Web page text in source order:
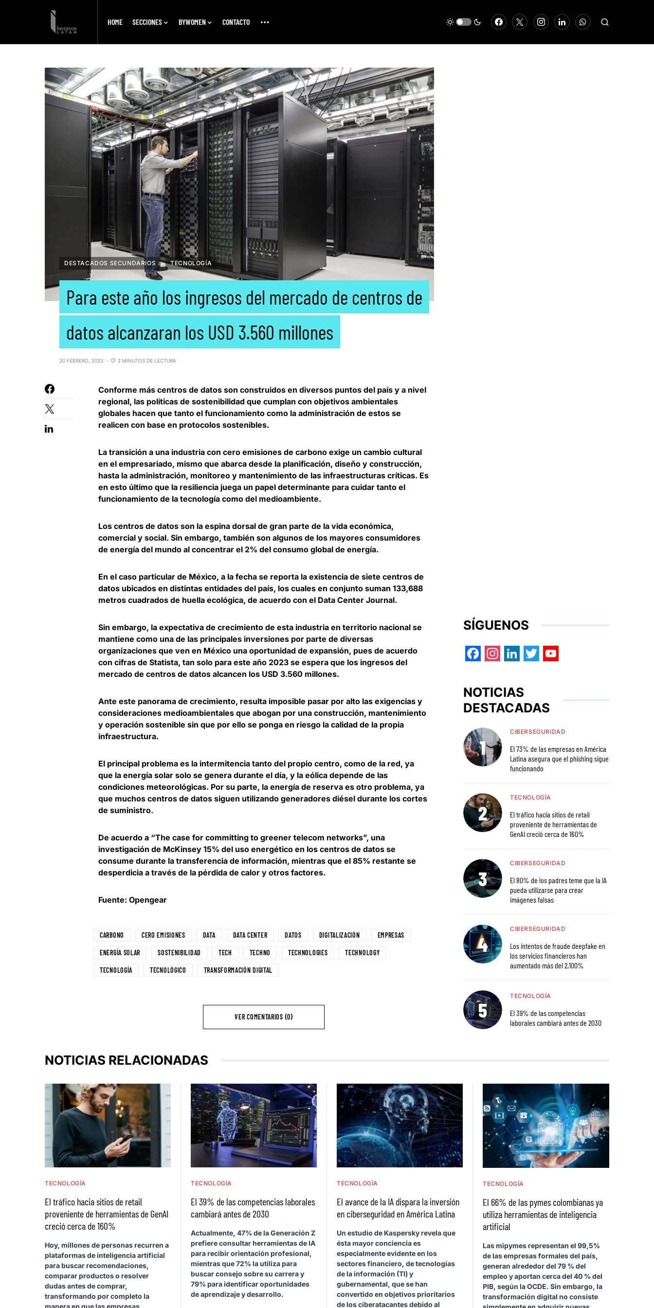
HOME SECCIONES BYWOMEN CONTACTO
DESTACADOS SECUNDARIOS TECNOLOGÍA
Para este año los ingresos del mercado de centros de
datos alcanzaran los USD 3.560 millones
20 FEBRERO, 2023 2 MINUTOS DE LECTURA
Conforme más centros de datos son construidos en diversos puntos del país y a nivel
regional, las políticas de sostenibilidad que cumplan con objetivos ambientales
globales hacen que tanto el funcionamiento como la administración de estos se
realicen con base en protocolos sostenibles.
La transición a una industria con cero emisiones de carbono exige un cambio cultural
en el empresariado, mismo que abarca desde la planificación, diseño y construcción,
hasta la administración, monitoreo y mantenimiento de las infraestructuras críticas. Es
en esto último que la resiliencia juega un papel determinante para cuidar tanto el
funcionamiento de la tecnología como del medioambiente.
Los centros de datos son la espina dorsal de gran parte de la vida económica,
comercial y social. Sin embargo, también son algunos de los mayores consumidores
de energía del mundo al concentrar el 2% del consumo global de energía.
En el caso particular de México, a la fecha se reporta la existencia de siete centros de
datos ubicados en distintas entidades del país, los cuales en conjunto suman 133,688
metros cuadrados de huella ecológica, de acuerdo con el Data Center Journal.
Sin embargo, la expectativa de crecimiento de esta industria en territorio nacional se
mantiene como una de las principales inversiones por parte de diversas
organizaciones que ven en México una oportunidad de expansión, pues de acuerdo
con cifras de Statista, tan solo para este año 2023 se espera que los ingresos del
mercado de centros de datos alcancen los USD 3.560 millones.
Ante este panorama de crecimiento, resulta imposible pasar por alto las exigencias y
consideraciones medioambientales que abogan por una construcción, mantenimiento
y operación sostenible sin que por ello se ponga en riesgo la calidad de la propia
infraestructura.
El principal problema es la intermitencia tanto del propio centro, como de la red, ya
que la energía solar solo se genera durante el día, y la eólica depende de las
condiciones meteorológicas. Por su parte, la energía de reserva es otro problema, ya
que muchos centros de datos siguen utilizando generadores diésel durante los cortes
de suministro.
De acuerdo a “The case for committing to greener telecom networks”, una
investigación de McKinsey 15% del uso energético en los centros de datos se
consume durante la transferencia de información, mientras que el 85% restante se
desperdicia a través de la pérdida de calor y otros factores.
Fuente: Opengear
CARBONO CERO EMISIONES DATA DATA CENTER DATOS DIGITALIZACIÓN EMPRESAS
ENERGÍA SOLAR SOSTENIBILIDAD TECH TECHNO TECHNOLOGIES TECHNOLOGY
TECNOLOGÍA TECNOLÓGICO TRANSFORMACIÓN DIGITAL
VER COMENTARIOS (0)
SÍGUENOS
NOTICIAS
DESTACADAS
CIBERSEGURIDAD
El 73% de las empresas en América
Latina asegura que el phishing sigue
funcionando
TECNOLOGÍA
El tráfico hacia sitios de retail
proveniente de herramientas de
GenAI creció cerca de 160%
CIBERSEGURIDAD
El 80% de los padres teme que la IA
pueda utilizarse para crear
imágenes falsas
CIBERSEGURIDAD
Los intentos de fraude deepfake en
los servicios financieros han
aumentado más del 2,100%
TECNOLOGÍA
El 39% de las competencias
laborales cambiará antes de 2030
NOTICIAS RELACIONADAS
TECNOLOGÍA
El tráfico hacia sitios de retail
proveniente de herramientas de GenAI
creció cerca de 160%
Hoy, millones de personas recurren a
plataformas de inteligencia artificial
para buscar recomendaciones,
comparar productos o resolver
dudas antes de comprar,
transformando por completo la
TECNOLOGÍA
El 39% de las competencias laborales
cambiará antes de 2030
Actualmente, 47% de la Generación Z
prefiere consultar herramientas de IA
para recibir orientación profesional,
mientras que 72% la utiliza para
buscar consejo sobre su carrera y
79% para identificar oportunidades
de aprendizaje y desarrollo.
TECNOLOGÍA
El avance de la IA dispara la inversión
en ciberseguridad en América Latina
Un estudio de Kaspersky revela que
ésta mayor conciencia es
especialmente evidente en los
sectores financiero, de tecnologías
de la información (TI) y
gubernamental, que se han
convertido en objetivos prioritarios
de los ciberatacantes debido al
TECNOLOGÍA
El 66% de las pymes colombianas ya
utiliza herramientas de inteligencia
artificial
Las mipymes representan el 99,5%
de las empresas formales del país,
generan alrededor del 79 % del
empleo y aportan cerca del 40 % del
PIB, según la OCDE. Sin embargo, la
transformación digital no consiste